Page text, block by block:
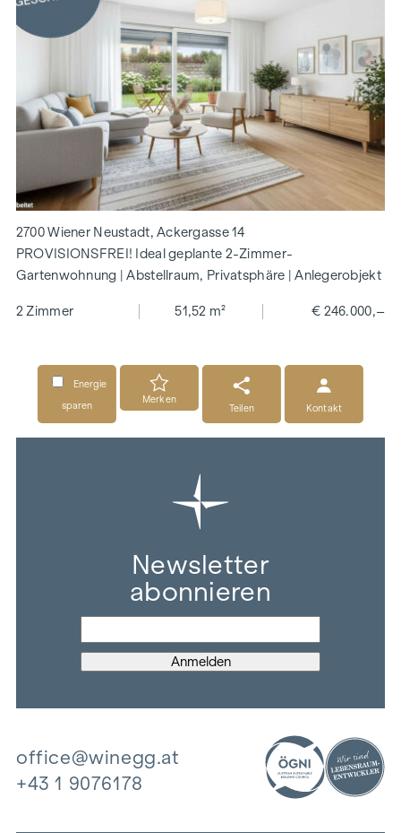
2700 Wiener Neustadt, Ackergasse 14
PROVISIONSFREI! Ideal geplante 2-Zimmer-
Gartenwohnung | Abstellraum, Privatsphäre | Anlegerobjekt
2 Zimmer 51,52 m² € 246.000,–
Energie
sparen
Merken
Teilen
Kontakt
Newsletter
abonnieren
office@winegg.at
+43 1 9076178